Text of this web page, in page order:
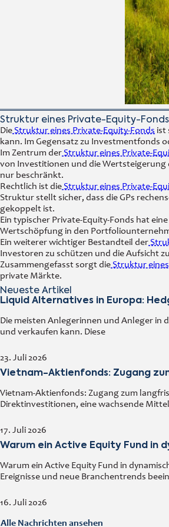
Struktur eines Private-Equity-
Die Struktur eines Private-Equity-Fonds ist
kann. Im Gegensatz zu Investmentfonds
Im Zentrum der Struktur eines Private-
von Investitionen und die Wertsteigerung
nur beschränkt.
Rechtlich ist die Struktur eines Private-
Struktur stellt sicher, dass die GPs
gekoppelt ist.
Ein typischer Private-Equity-Fonds hat
Wertschöpfung in den
Ein weiterer wichtiger Bestandteil der
Investoren zu schützen und die Aufsicht
Zusammengefasst sorgt die Struktur
private Märkte.
Neueste Artikel
Liquid Alternatives in Europa:
23. Juli 2026
Die meisten Anlegerinnen und Anleger in
und verkaufen kann. Diese
Vietnam-Aktienfonds: Zugang
17. Juli 2026
Vietnam-Aktienfonds: Zugang zum
Direktinvestitionen, eine wachsende
Warum ein Active Equity Fund in
16. Juli 2026
Warum ein Active Equity Fund in
Ereignisse und neue Branchentrends
Alle Nachrichten ansehen